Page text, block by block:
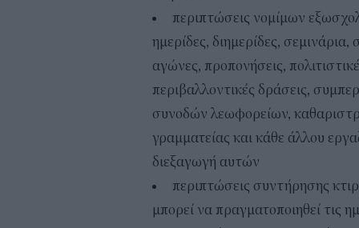
περιπτώσεις νομίμων
ημερίδες, διημερίδες,
αγώνες, προπονήσεις,
περιβαλλοντικές δράσεις,
συνοδών λεωφορείων,
γραμματείας και κάθε άλλου
διεξαγωγή αυτών
περιπτώσεις συντήρησης
μπορεί να πραγματοποιηθεί τις